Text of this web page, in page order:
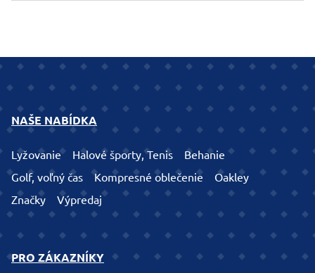
NAŠE NABÍDKA
Lyžovanie Halové športy, Tenis
Behanie
Golf, voľný čas
Kompresné oblečenie
Oakley
Značky
Výpredaj
PRO ZÁKAZNÍKY